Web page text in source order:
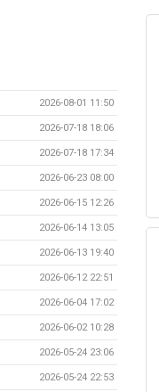
2026-08-01 11:50
2026-07-18 18:06
2026-07-18 17:34
2026-06-23 08:00
2026-06-15 12:26
2026-06-14 13:05
2026-06-13 19:40
2026-06-12 22:51
2026-06-04 17:02
2026-06-02 10:28
2026-05-24 23:06
2026-05-24 22:53